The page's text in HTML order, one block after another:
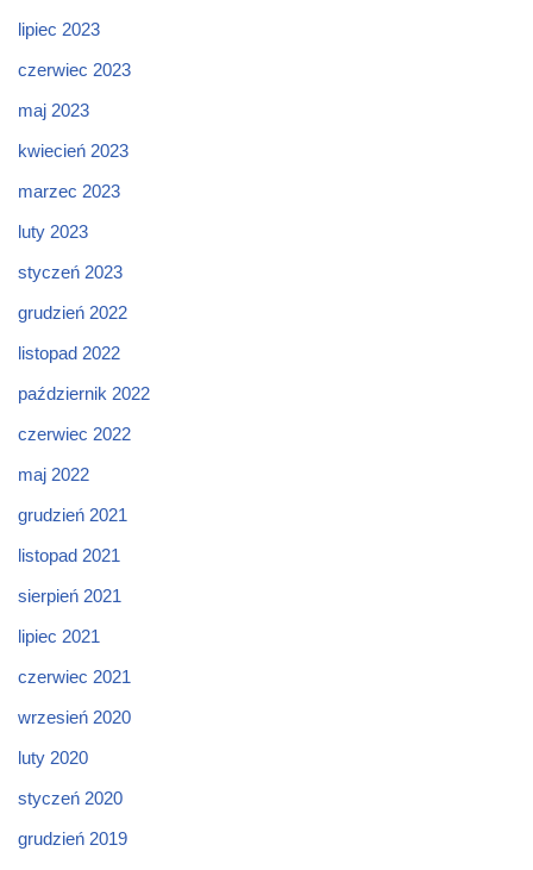
lipiec 2023
czerwiec 2023
maj 2023
kwiecień 2023
marzec 2023
luty 2023
styczeń 2023
grudzień 2022
listopad 2022
październik 2022
czerwiec 2022
maj 2022
grudzień 2021
listopad 2021
sierpień 2021
lipiec 2021
czerwiec 2021
wrzesień 2020
luty 2020
styczeń 2020
grudzień 2019